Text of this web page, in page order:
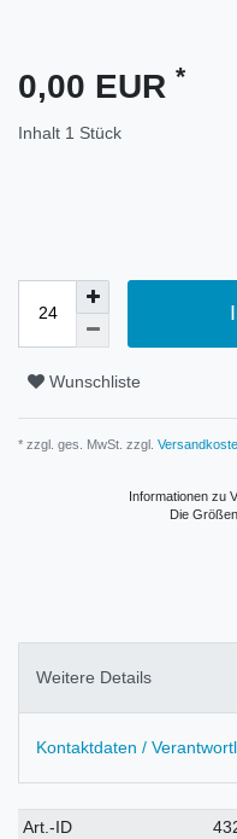
0,00 EUR *
Inhalt 1 Stück
Wunschliste
* zzgl. ges. MwSt. zzgl.
Informationen zu
Die
Weitere Details
Kontaktdaten /
Technisches
Wert
Art.-ID